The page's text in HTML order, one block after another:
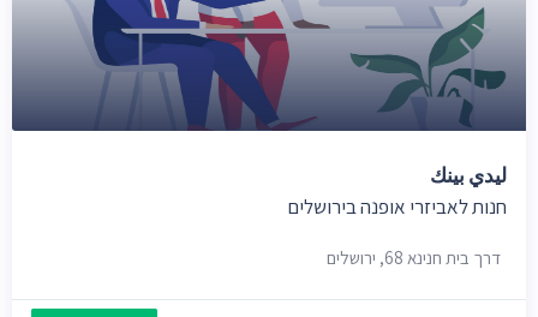
ليدي بينك
חנות לאביזרי אופנה בירושלים
דרך בית חנינא 68, ירושלים